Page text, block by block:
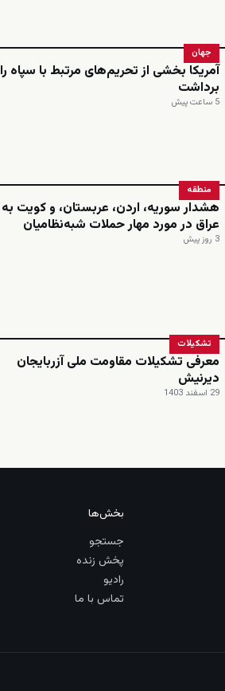
جهان
آمریکا بخشی از تحریم‌های مرتبط با سپاه را
برداشت
5 ساعت پیش
منطقه
هشدار سوریه، اردن، عربستان، و کویت به
عراق در مورد مهار حملات شبه‌نظامیان
3 روز پیش
تشکیلات
معرفی تشکیلات مقاومت ملی آزربایجان
دیرنیش
29 اسفند 1403
بخش‌ها
جستجو
پخش زنده
رادیو
تماس با ما